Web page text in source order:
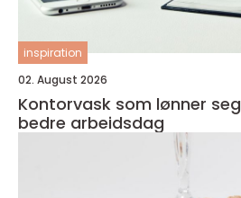
inspiration
02. August 2026
Kontorvask som lønner seg renere lokaler,
bedre arbeidsdag